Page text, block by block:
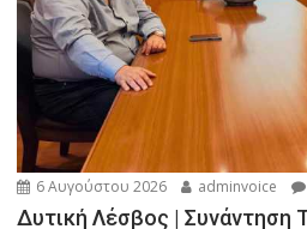
6 Αυγούστου 2026 adminvoice
Δυτική Λέσβος | Συνάντηση